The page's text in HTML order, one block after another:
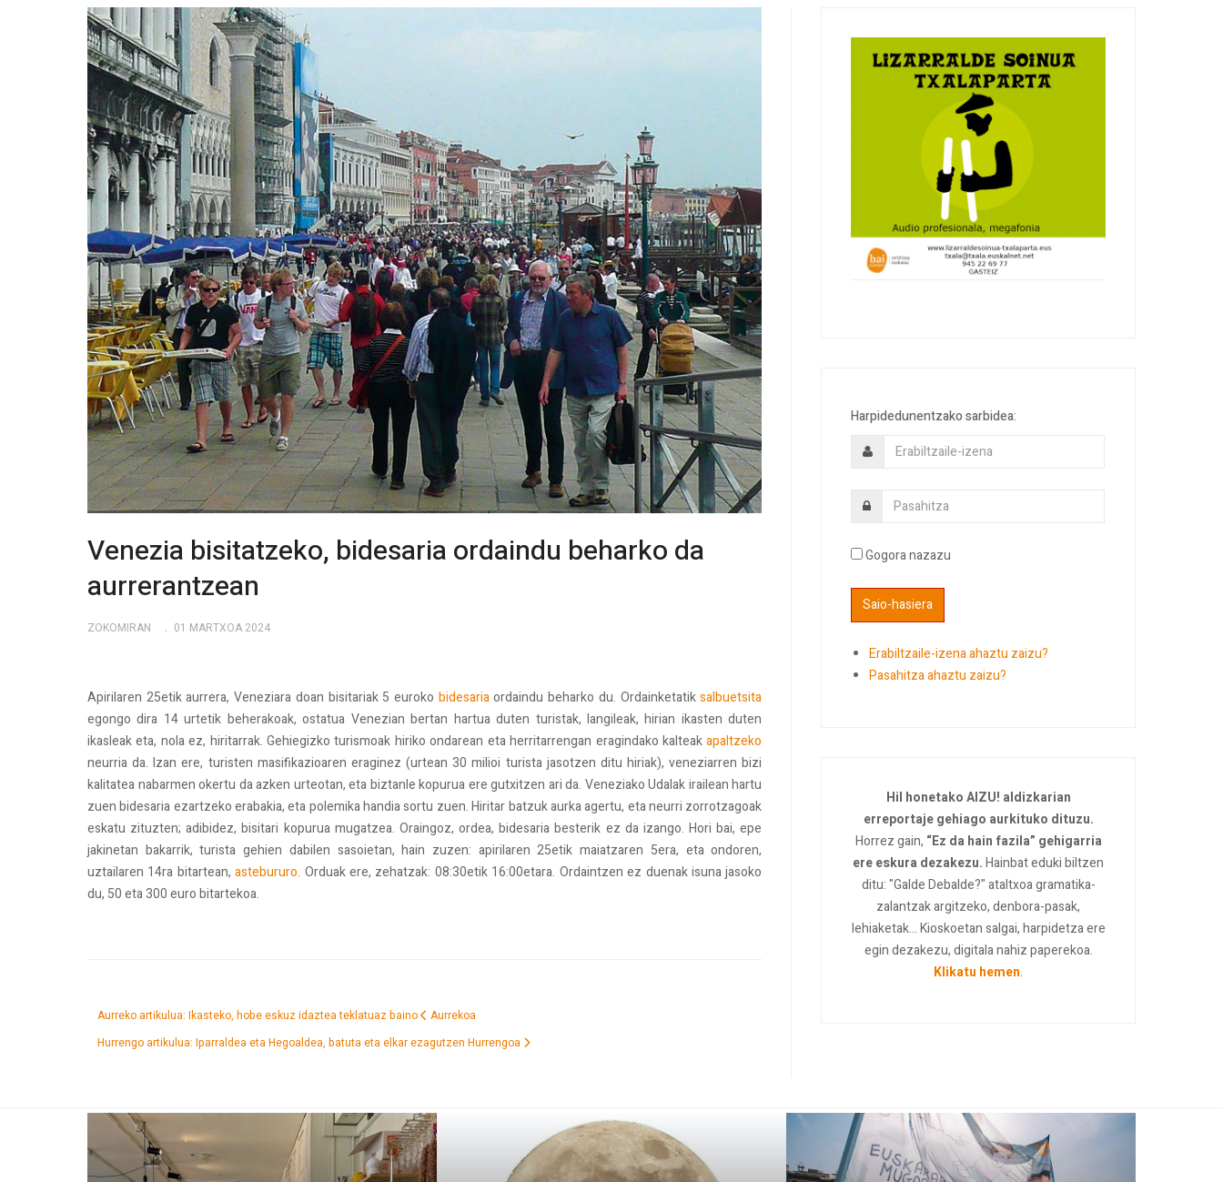
Venezia bisitatzeko, bidesaria ordaindu beharko da
aurrerantzean
ZOKOMIRAN 01 MARTXOA 2024
Apirilaren 25etik aurrera, Veneziara doan bisitariak 5 euroko bidesariaordaindu beharko du. Ordainketatiksalbuetsita
egongo dira 14 urtetik beherakoak, ostatua Venezian bertan hartua duten turistak, langileak, hirian ikasten duten
ikasleak eta, nola ez, hiritarrak. Gehiegizko turismoak hiriko ondarean eta herritarrengan eragindako kalteakapaltzeko
neurria da. Izan ere, turisten masifikazioaren eraginez (urtean 30 milioi turista jasotzen ditu hiriak), veneziarren bizi
kalitatea nabarmen okertu da azken urteotan, eta biztanle kopurua ere gutxitzen ari da. Veneziako Udalak irailean hartu
zuen bidesaria ezartzeko erabakia, eta polemika handia sortu zuen. Hiritar batzuk aurka agertu, eta neurri zorrotzagoak
eskatu zituzten; adibidez, bisitari kopurua mugatzea. Oraingoz, ordea, bidesaria besterik ez da izango. Hori bai, epe
jakinetan bakarrik, turista gehien dabilen sasoietan, hain zuzen: apirilaren 25etik maiatzaren 5era, eta ondoren,
uztailaren 14ra bitartean,astebururo. Orduak ere, zehatzak: 08:30etik 16:00etara. Ordaintzen ez duenak isuna jasoko
du, 50 eta 300 euro bitartekoa.
Aurreko artikulua: Ikasteko, hobe eskuz idaztea teklatuaz baino
Aurrekoa
Hurrengo artikulua: Iparraldea eta Hegoaldea, batuta eta elkar ezagutzen Hurrengoa
Harpidedunentzako sarbidea:
Gogora nazazu
Erabiltzaile-izena ahaztu zaizu?
Pasahitza ahaztu zaizu?
Hil honetako AIZU! aldizkarian
erreportaje gehiago aurkituko dituzu.
Horrez gain, “Ez da hain fazila” gehigarria
ere eskura dezakezu.Hainbat eduki biltzen
ditu: "Galde Debalde?" ataltxoa gramatika-
zalantzak argitzeko, denbora-pasak,
lehiaketak... Kioskoetan salgai, harpidetza ere
egin dezakezu, digitala nahiz paperekoa.
Klikatu hemen.